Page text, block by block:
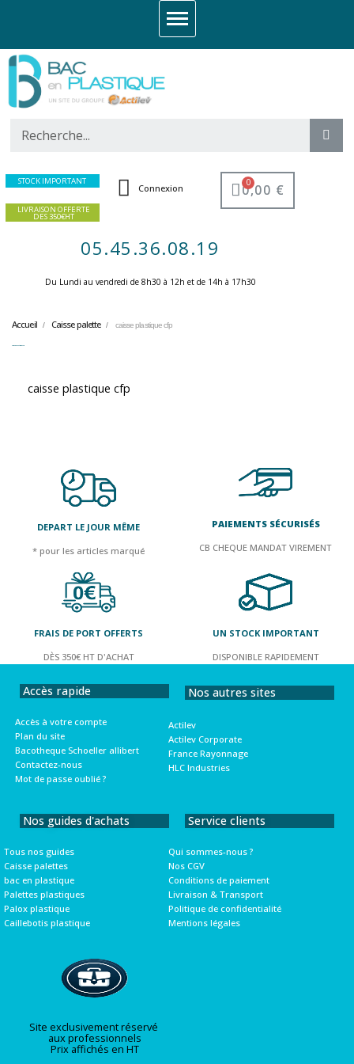
STOCK IMPORTANT
LIVRAISON OFFERTE
DES 350€HT
Connexion 0,00 €
05.45.36.08.19
Du Lundi au vendredi de 8h30 à 12h et de 14h à 17h30 ​
Accueil Caisse palette caisse plastique cfp
caisse plastique cfp
DEPART LE JOUR MÊME
* pour les articles marqué
PAIEMENTS SÉCURISÉS
CB CHEQUE MANDAT VIREMENT
FRAIS DE PORT OFFERTS
DÈS 350€ HT D'ACHAT
UN STOCK IMPORTANT
DISPONIBLE RAPIDEMENT
Accès rapide
Accès à votre compte
Plan du site
Bacotheque Schoeller allibert
Contactez-nous
Mot de passe oublié ?
Nos autres sites
Actilev
Actilev Corporate
France Rayonnage
HLC Industries
Nos guides d'achats
Tous nos guides
Caisse palettes
bac en plastique
Palettes plastiques
Palox plastique
Caillebotis plastique
Service clients
Qui sommes-nous ?
Nos CGV
Conditions de paiement
Livraison & Transport
Politique de confidentialité
Mentions légales
Site exclusivement réservé
aux professionnels
Prix affichés en HT